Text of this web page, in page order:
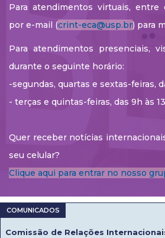
Para atendimentos virtuais, entre
por e-mail (crint-eca@usp.br) para
Para atendimentos presenciais,
durante o seguinte horário:
-segundas, quartas e sextas-feiras,
- terças e quintas-feiras, das 9h às
Quer receber notícias
seu celular?
Clique aqui para entrar no nosso
Comissão de Relações